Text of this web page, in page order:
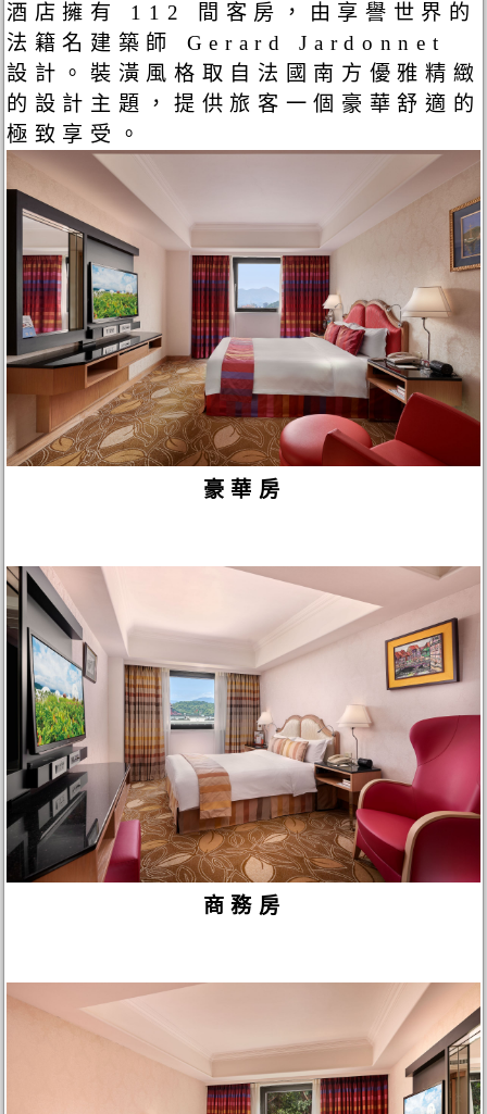
酒店擁有 112 間客房，由享譽世界的
法籍名建築師 Gerard Jardonnet
設計。裝潢風格取自法國南方優雅精緻
的設計主題，提供旅客一個豪華舒適的
極致享受。
豪華房
商務房